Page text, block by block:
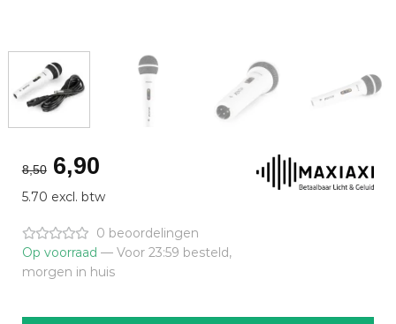
8,50 Oorspronkelijke
prijs
was:
€8,50.
6,90Huidige
prijs
is:
€6,90.
5.70 excl. btw
0 beoordelingen
Op voorraad — Voor 23:59 besteld,
morgen in huis